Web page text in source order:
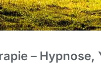
– Hypnose,